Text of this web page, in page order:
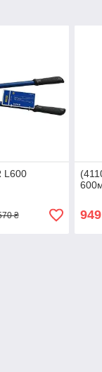
L600
₴ 949